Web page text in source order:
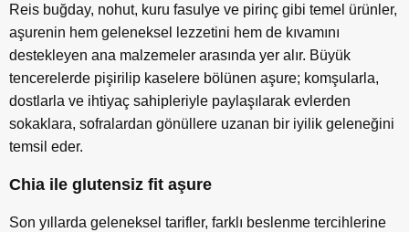
Reis buğday, nohut, kuru fasulye ve pirinç gibi temel ürünler,
aşurenin hem geleneksel lezzetini hem de kıvamını
destekleyen ana malzemeler arasında yer alır. Büyük
tencerelerde pişirilip kaselere bölünen aşure; komşularla,
dostlarla ve ihtiyaç sahipleriyle paylaşılarak evlerden
sokaklara, sofralardan gönüllere uzanan bir iyilik geleneğini
temsil eder.
Chia ile glutensiz fit aşure
Son yıllarda geleneksel tarifler, farklı beslenme tercihlerine